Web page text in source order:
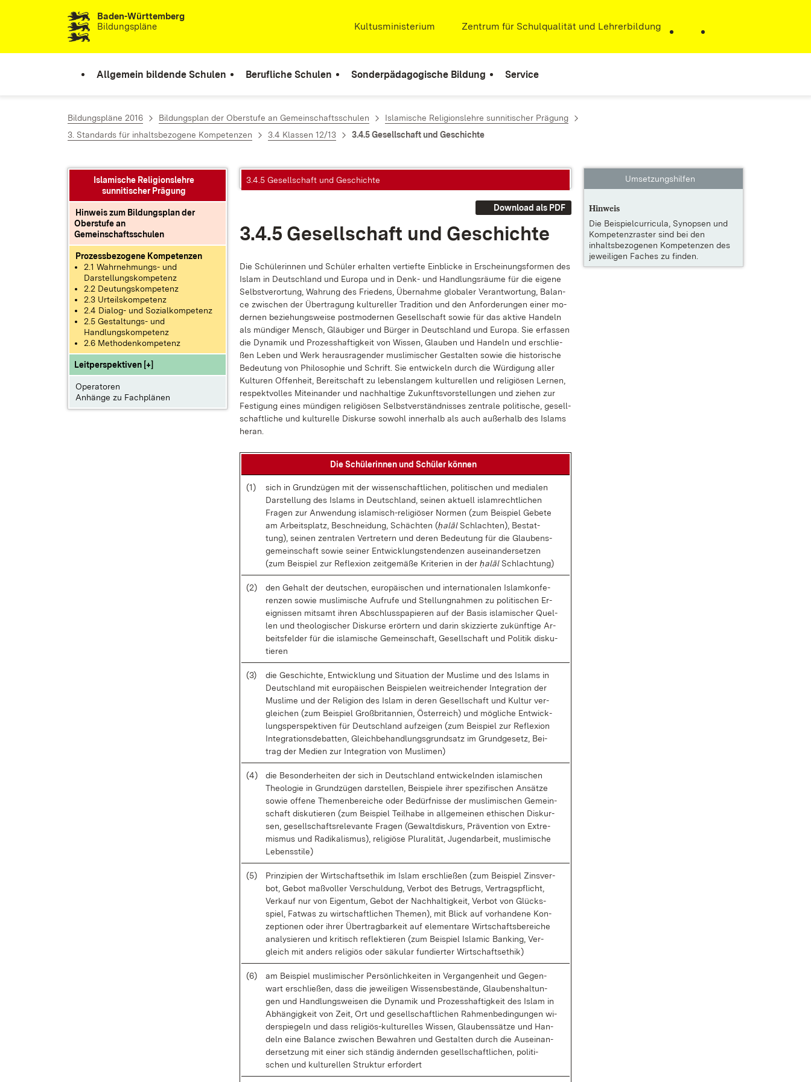
Zum Inhalt springenBaden-Württemberg
Bildungspläne
Extern:
Kultusministerium (Öffnet in neuem Fenster)
Extern:
Zentrum für Schulqualität und Lehrerbildung
Allgemein bildende Schulen Berufliche Schulen Sonderpädagogische Bildung Service
Bildungspläne 2016 Bildungsplan der Oberstufe an Gemeinschaftsschulen
Islamische Religionslehre sunnitischer Prägung
3. Standards für inhaltsbezogene Kompetenzen
3.4 Klassen 12/13 3.4.5 Gesellschaft und Geschichte
Islamische Religionslehre
sunnitischer Prägung
Hinweis zum Bildungsplan der
Oberstufe an
Gemeinschaftsschulen
Prozessbezogene Kompetenzen
2.1 Wahrnehmungs- und
Darstellungskompetenz
2.2 Deutungskompetenz
2.3 Urteilskompetenz
2.4 Dialog- und Sozialkompetenz
2.5 Gestaltungs- und
Handlungskompetenz
2.6 Methodenkompetenz
Leitperspektiven [+]
Operatoren
Anhänge zu Fachplänen
3.4.5 Gesellschaft und Geschichte
Download als PDF
3.4.5 Ge­sell­schaft und Ge­schich­te
Die Schü­le­rin­nen und Schü­ler er­hal­ten ver­tief­te Ein­bli­cke in Er­schei­nungs­for­men des
Is­lam in Deutsch­land und Eu­ro­pa und in Denk- und Hand­lungs­räu­me für die ei­ge­ne
Selbst­ver­or­tung, Wah­rung des Frie­dens, Über­nah­me glo­ba­ler Ver­ant­wor­tung, Ba­lan­
ce zwi­schen der Über­tra­gung kul­tu­rel­ler Tra­di­ti­on und den An­for­de­run­gen ei­ner mo­
der­nen be­zie­hungs­wei­se post­mo­der­nen Ge­sell­schaft so­wie für das ak­ti­ve Han­deln
als mün­di­ger Mensch, Gläu­bi­ger und Bür­ger in Deutsch­land und Eu­ro­pa. Sie er­fas­sen
die Dy­na­mik und Pro­zess­haf­tig­keit von Wis­sen, Glau­ben und Han­deln und er­schlie­
ßen Le­ben und Werk her­aus­ra­gen­der mus­li­mi­scher Ge­stal­ten so­wie die his­to­ri­sche
Be­deu­tung von Phi­lo­so­phie und Schrift. Sie ent­wi­ckeln durch die Wür­di­gung al­ler
Kul­tu­ren Of­fen­heit, Be­reit­schaft zu le­bens­lan­gem kul­tu­rel­len und re­li­giö­sen Ler­nen,
re­spekt­vol­les Mit­ein­an­der und nach­hal­ti­ge Zu­kunfts­vor­stel­lun­gen und zie­hen zur
Fes­ti­gung ei­nes mün­di­gen re­li­giö­sen Selbst­ver­ständ­nis­ses zen­tra­le po­li­ti­sche, ge­sell­
schaft­li­che und kul­tu­rel­le Dis­kur­se so­wohl in­ner­halb als auch au­ßer­halb des Is­lams
her­an.
Die Schü­le­rin­nen und Schü­ler kön­nen
(1)
sich in Grund­zü­gen mit der wis­sen­schaft­li­chen, po­li­ti­schen und me­dia­len
Dar­stel­lung des Is­lams in Deutsch­land, sei­nen ak­tu­ell is­lam­recht­li­chen
Fra­gen zur An­wen­dung is­la­misch-re­li­giö­ser Nor­men (zum Bei­spiel Ge­be­te
am Ar­beits­platz, Be­schnei­dung, Schäch­ten (ḥalālSchlach­ten), Be­stat­
tung), sei­nen zen­tra­len Ver­tre­tern und de­ren Be­deu­tung für die Glau­bens­
ge­mein­schaft so­wie sei­ner Ent­wick­lungs­ten­den­zen aus­ein­an­der­set­zen
(zum Bei­spiel zur Re­fle­xi­on zeit­ge­mä­ße Kri­te­ri­en in der ḥalālSchlach­tung)
(2)
den Ge­halt der deut­schen, eu­ro­päi­schen und in­ter­na­tio­na­len Is­lam­kon­fe­
ren­zen so­wie mus­li­mi­sche Auf­ru­fe und Stel­lung­nah­men zu po­li­ti­schen Er­
eig­nis­sen mit­samt ih­ren Ab­schluss­pa­pie­ren auf der Ba­sis is­la­mi­scher Quel­
len und theo­lo­gi­scher Dis­kur­se er­ör­tern und dar­in skiz­zier­te zu­künf­ti­ge Ar­
beits­fel­der für die is­la­mi­sche Ge­mein­schaft, Ge­sell­schaft und Po­li­tik dis­ku­
tie­ren
(3)
die Ge­schich­te, Ent­wick­lung und Si­tua­ti­on der Mus­li­me und des Is­lams in
Deutsch­land mit eu­ro­päi­schen Bei­spie­len weit­rei­chen­der In­te­gra­ti­on der
Mus­li­me und der Re­li­gi­on des Is­lam in de­ren Ge­sell­schaft und Kul­tur ver­
glei­chen (zum Bei­spiel Groß­bri­tan­ni­en, Ös­ter­reich) und mög­li­che Ent­wick­
lungs­per­spek­ti­ven für Deutsch­land auf­zei­gen (zum Bei­spiel zur Re­fle­xi­on
In­te­gra­ti­ons­de­bat­ten, Gleich­be­hand­lungs­grund­satz im Grund­ge­setz, Bei­
trag der Me­di­en zur In­te­gra­ti­on von Mus­li­men)
(4)
die Be­son­der­hei­ten der sich in Deutsch­land ent­wi­ckeln­den is­la­mi­schen
Theo­lo­gie in Grund­zü­gen dar­stel­len, Bei­spie­le ih­rer spe­zi­fi­schen An­sät­ze
so­wie of­fe­ne The­men­be­rei­che oder Be­dürf­nis­se der mus­li­mi­schen Ge­mein­
schaft dis­ku­tie­ren (zum Bei­spiel Teil­ha­be in all­ge­mei­nen ethi­schen Dis­kur­
sen, ge­sell­schafts­re­le­van­te Fra­gen (Ge­walt­dis­kurs, Prä­ven­ti­on von Ex­tre­
mis­mus und Ra­di­ka­lis­mus), re­li­giö­se Plu­ra­li­tät, Ju­gend­ar­beit, mus­li­mi­sche
Le­bens­sti­le)
(5)
Prin­zi­pi­en der Wirt­schafts­ethik im Is­lam er­schlie­ßen (zum Bei­spiel Zins­ver­
bot, Ge­bot maß­vol­ler Ver­schul­dung, Ver­bot des Be­trugs, Ver­trags­pflicht,
Ver­kauf nur von Ei­gen­tum, Ge­bot der Nach­hal­tig­keit, Ver­bot von Glücks­
spiel, Fat­was zu wirt­schaft­li­chen The­men), mit Blick auf vor­han­de­ne Kon­
zep­tio­nen oder ih­rer Über­trag­bar­keit auf ele­men­ta­re Wirt­schafts­be­rei­che
ana­ly­sie­ren und kri­tisch re­flek­tie­ren (zum Bei­spiel Is­la­mic Ban­king, Ver­
gleich mit an­ders re­li­gi­ös oder sä­ku­lar fun­dier­ter Wirt­schafts­ethik)
(6)
am Bei­spiel mus­li­mi­scher Per­sön­lich­kei­ten in Ver­gan­gen­heit und Ge­gen­
wart er­schlie­ßen, dass die je­wei­li­gen Wis­sens­be­stän­de, Glau­bens­hal­tun­
gen und Hand­lungs­wei­sen die Dy­na­mik und Pro­zess­haf­tig­keit des Is­lam in
Ab­hän­gig­keit von Zeit, Ort und ge­sell­schaft­li­chen Rah­men­be­din­gun­gen wi­
der­spie­geln und dass re­li­gi­ös-kul­tu­rel­les Wis­sen, Glau­bens­sät­ze und Han­
deln ei­ne Ba­lan­ce zwi­schen Be­wah­ren und Ge­stal­ten durch die Aus­ein­an­
der­set­zung mit ei­ner sich stän­dig än­dern­den ge­sell­schaft­li­chen, po­li­ti­
schen und kul­tu­rel­len Struk­tur er­for­dert
Umsetzungshilfen
Hinweis
Die Beispielcurricula, Synopsen und
Kompetenzraster sind bei den
inhaltsbezogenen Kompetenzen des
jeweiligen Faches zu finden.